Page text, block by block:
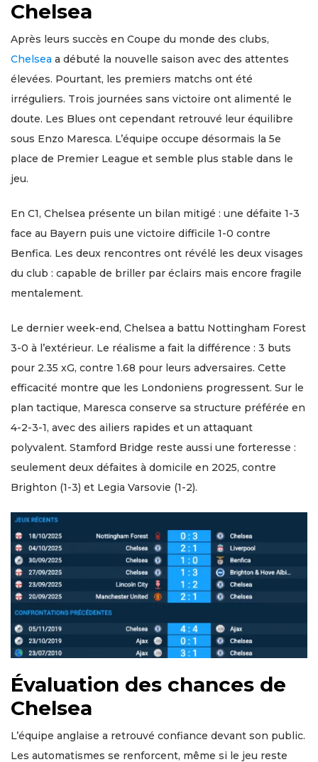
Chelsea
Après leurs succès en Coupe du monde des clubs,
Chelsea a débuté la nouvelle saison avec des attentes
élevées. Pourtant, les premiers matchs ont été
irréguliers. Trois journées sans victoire ont alimenté le
doute. Les Blues ont cependant retrouvé leur équilibre
sous Enzo Maresca. L’équipe occupe désormais la 5e
place de Premier League et semble plus stable dans le
jeu.
En C1, Chelsea présente un bilan mitigé : une défaite 1-3
face au Bayern puis une victoire difficile 1-0 contre
Benfica. Les deux rencontres ont révélé les deux visages
du club : capable de briller par éclairs mais encore fragile
mentalement.
Le dernier week-end, Chelsea a battu Nottingham Forest
3-0 à l’extérieur. Le réalisme a fait la différence : 3 buts
pour 2.35 xG, contre 1.68 pour leurs adversaires. Cette
efficacité montre que les Londoniens progressent. Sur le
plan tactique, Maresca conserve sa structure préférée en
4-2-3-1, avec des ailiers rapides et un attaquant
polyvalent. Stamford Bridge reste aussi une forteresse :
seulement deux défaites à domicile en 2025, contre
Brighton (1-3) et Legia Varsovie (1-2).
Évaluation des chances de
Chelsea
L’équipe anglaise a retrouvé confiance devant son public.
Les automatismes se renforcent, même si le jeu reste